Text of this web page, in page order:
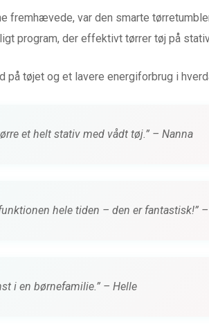
fremhævede, var den smarte
program, der effektivt tørrer tøj på stativ
på tøjet og et lavere energiforbrug i
et helt stativ med vådt tøj.” – Nanna
hele tiden – den er fantastisk!”
i en børnefamilie.” – Helle